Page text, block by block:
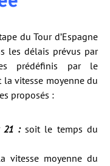
du Tour d’Espagne
les délais prévus par
prédéfinis par le
vitesse moyenne du
proposés :
21 :soit le temps du
vitesse moyenne du